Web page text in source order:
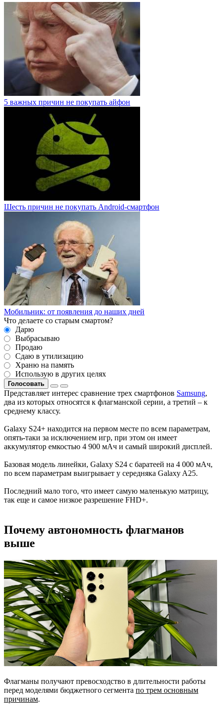
5 важных причин не покупать айфон
Шесть причин не покупать Android-смартфон
Мобильник: от появления до наших дней
Что делаете со старым смартом?
Дарю
Выбрасываю
Продаю
Сдаю в утилизацию
Храню на память
Использую в других целях
Голосовать
Представляет интерес сравнение трех смартфонов Samsung,
два из которых относятся к флагманской серии, а третий – к
среднему классу.
Galaxy S24+ находится на первом месте по всем параметрам,
опять-таки за исключением игр, при этом он имеет
аккумулятор емкостью 4 900 мАч и самый широкий дисплей.
Базовая модель линейки, Galaxy S24 с баратеей на 4 000 мАч,
по всем параметрам выигрывает у середняка Galaxy A25.
Последний мало того, что имеет самую маленькую матрицу,
так еще и самое низкое разрешение FHD+.
Почему автономность флагманов
выше
Флагманы получают превосходство в длительности работы
перед моделями бюджетного сегмента по трем основным
причинам.